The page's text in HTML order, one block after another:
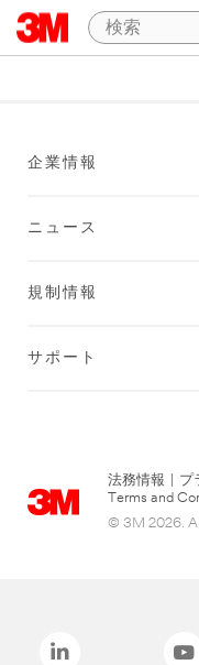
企業情報
ニュース
規制情報
サポート
法務情報 プ
Terms and
© 3M 2026.